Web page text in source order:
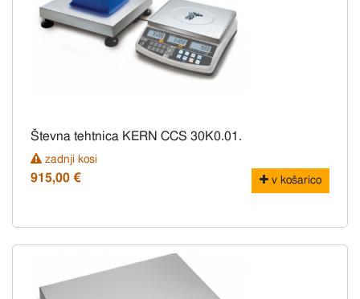
Števna tehtnica KERN CCS 30K0.01.
zadnji kosi
915,00 € v košarico